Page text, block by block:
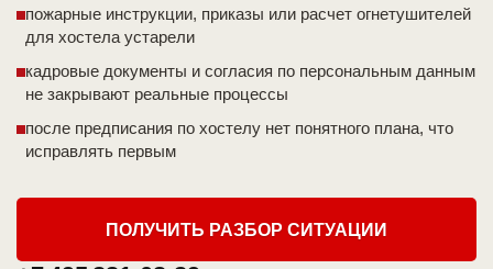
пожарные инструкции, приказы или расчет огнетушителей
для хостела устарели
кадровые документы и согласия по персональным данным
не закрывают реальные процессы
после предписания по хостелу нет понятного плана, что
исправлять первым
ПОЛУЧИТЬ РАЗБОР СИТУАЦИИ